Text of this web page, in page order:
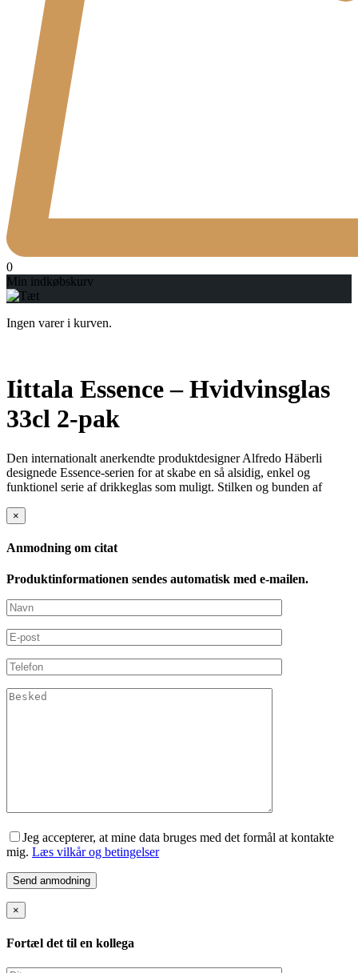
0
Min indkøbskurv
Ingen varer i kurven.
Iittala Essence – Hvidvinsglas
33cl 2-pak
Den internationalt anerkendte produktdesigner Alfredo Häberli
designede Essence-serien for at skabe en så alsidig, enkel og
funktionel serie af drikkeglas som muligt. Stilken og bunden af
×
Anmodning om citat
Produktinformationen sendes automatisk med e-mailen.
Jeg accepterer, at mine data bruges med det formål at kontakte
mig. Læs vilkår og betingelser
×
Fortæl det til en kollega